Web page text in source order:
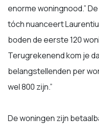
enorme woningnood.”
tóch nuanceert
boden de eerste 120
Terugrekenend kom je
belangstellenden per
wel 800 zijn.”
De woningen zijn